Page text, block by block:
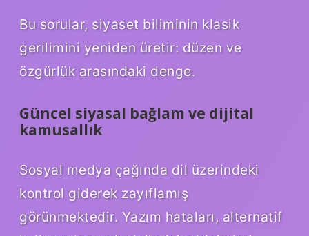
Bu sorular, siyaset biliminin klasik
gerilimini yeniden üretir: düzen ve
özgürlük arasındaki denge.
Güncel siyasal bağlam ve dijital
kamusallık
Sosyal medya çağında dil üzerindeki
kontrol giderek zayıflamış
görünmektedir. Yazım hataları, alternatif